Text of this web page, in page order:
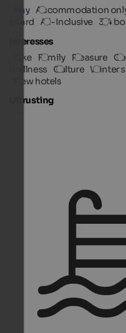
Any Accommodation
board All-Inclusive 3/4
Interesses
Bike Family Pleasure
Wellness Culture Winter
New hotels
Uitrusting